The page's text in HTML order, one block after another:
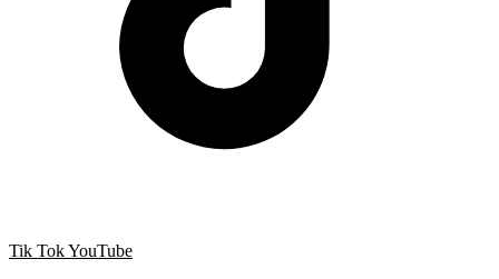
Tik TokYouTube